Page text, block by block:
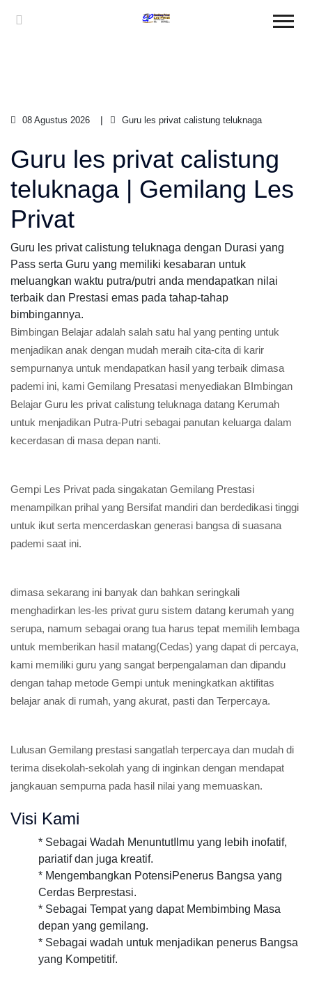
08 Agustus 2026 Guru les privat calistung teluknaga
Guru les privat calistung
teluknaga | Gemilang Les
Privat
Guru les privat calistung teluknaga dengan Durasi yang
Pass serta Guru yang memiliki kesabaran untuk
meluangkan waktu putra/putri anda mendapatkan nilai
terbaik dan Prestasi emas pada tahap-tahap
bimbingannya.
Bimbingan Belajar adalah salah satu hal yang penting untuk
menjadikan anak dengan mudah meraih cita-cita di karir
sempurnanya untuk mendapatkan hasil yang terbaik dimasa
pademi ini, kami Gemilang Presatasi menyediakan BImbingan
Belajar Guru les privat calistung teluknaga datang Kerumah
untuk menjadikan Putra-Putri sebagai panutan keluarga dalam
kecerdasan di masa depan nanti.
Gempi Les Privat pada singakatan Gemilang Prestasi
menampilkan prihal yang Bersifat mandiri dan berdedikasi tinggi
untuk ikut serta mencerdaskan generasi bangsa di suasana
pademi saat ini.
dimasa sekarang ini banyak dan bahkan seringkali
menghadirkan les-les privat guru sistem datang kerumah yang
serupa, namum sebagai orang tua harus tepat memilih lembaga
untuk memberikan hasil matang(Cedas) yang dapat di percaya,
kami memiliki guru yang sangat berpengalaman dan dipandu
dengan tahap metode Gempi untuk meningkatkan aktifitas
belajar anak di rumah, yang akurat, pasti dan Terpercaya.
Lulusan Gemilang prestasi sangatlah terpercaya dan mudah di
terima disekolah-sekolah yang di inginkan dengan mendapat
jangkauan sempurna pada hasil nilai yang memuaskan.
Visi Kami
* Sebagai Wadah MenuntutIlmu yang lebih inofatif,
pariatif dan juga kreatif.
* Mengembangkan PotensiPenerus Bangsa yang
Cerdas Berprestasi.
* Sebagai Tempat yang dapat Membimbing Masa
depan yang gemilang.
* Sebagai wadah untuk menjadikan penerus Bangsa
yang Kompetitif.